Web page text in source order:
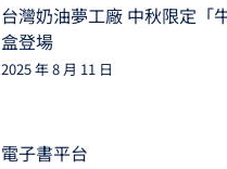
台灣奶油夢工廠 中秋限定「
盒登場
2025 年 8 月 11 日
電子書平台